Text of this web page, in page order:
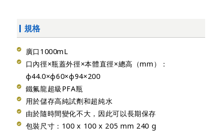
規格
廣口1000mL
口內徑×瓶蓋外徑×本體直徑×總高（mm）：
φ44.0×φ60×φ94×200
鐵氟龍超級PFA瓶
用於儲存高純試劑和超純水
由於隨時間變化不大，因此可以長期保存
包裝尺寸：100 x 100 x 205 mm 240 g